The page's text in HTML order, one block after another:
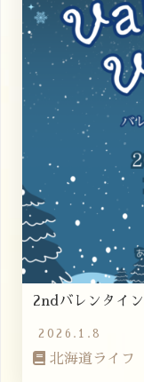
2ndバレンタイ
2026.1.8
北海道ライフ